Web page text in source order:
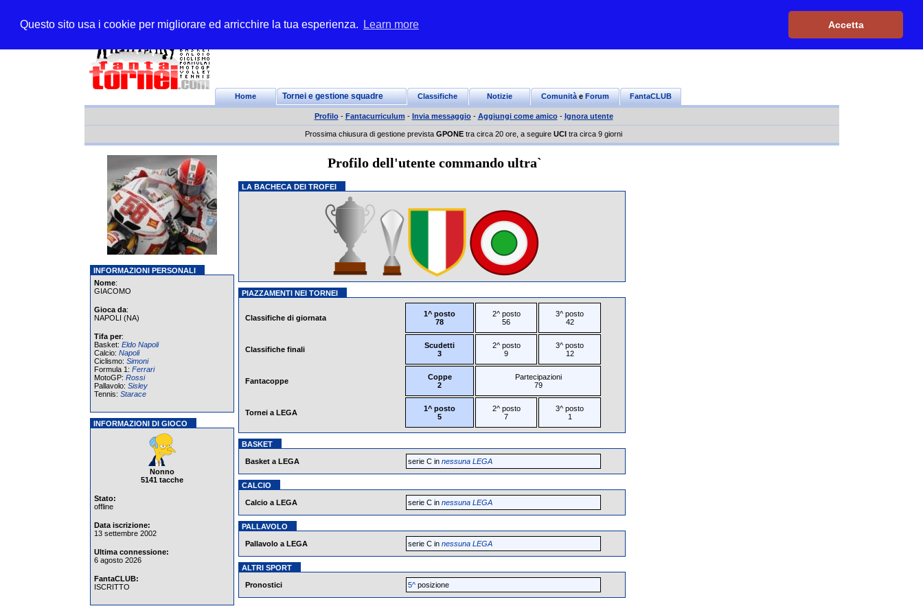
Questo sito usa i cookie per migliorare ed arricchire la tua esperienza. Learn more Accetta
Contattaci|Login|
Home Tornei e gestione squadre Classifiche Notizie Comunitàe Forum FantaCLUB
Profilo- Fantacurriculum - Invia messaggio- Aggiungi come amico- Ignora utente
Prossima chiusura di gestione prevista GPONE tra circa 20 ore, a seguire UCI tra circa 9 giorni
INFORMAZIONI PERSONALI
Nome:
GIACOMO
Gioca da:
NAPOLI (NA)
Tifa per:
Basket: Eldo Napoli
Calcio: Napoli
Ciclismo: Simoni
Formula 1: Ferrari
MotoGP: Rossi
Pallavolo: Sisley
Tennis: Starace
INFORMAZIONI DI GIOCO
Nonno
5141 tacche
Stato:
offline
Data iscrizione:
13 settembre 2002
Ultima connessione:
6 agosto 2026
FantaCLUB:
ISCRITTO
Profilo dell'utente commando ultra`
LA BACHECA DEI TROFEI
PIAZZAMENTI NEI TORNEI
Classifiche di giornata
1^ posto
78
2^ posto
56
3^ posto
42
Classifiche finali
Scudetti
3
2^ posto
9
3^ posto
12
Fantacoppe
Coppe
2
Partecipazioni
79
Tornei a LEGA
1^ posto
5
2^ posto
7
3^ posto
1
BASKET
Basket a LEGA serie C in nessuna LEGA
CALCIO
Calcio a LEGA serie C in nessuna LEGA
PALLAVOLO
Pallavolo a LEGA serie C in nessuna LEGA
ALTRI SPORT
Pronostici 5^ posizione